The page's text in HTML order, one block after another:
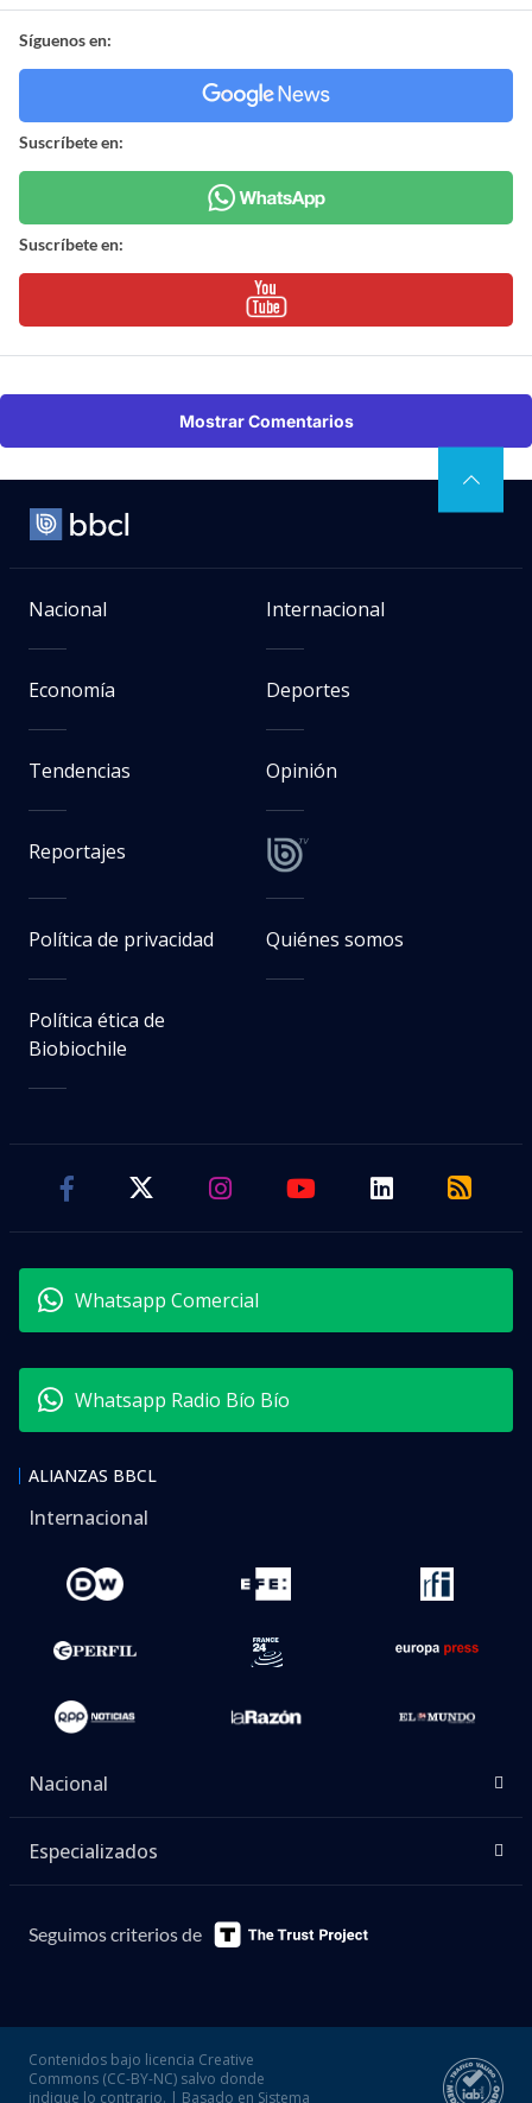
Síguenos en:
Suscríbete en:
Suscríbete en:
Mostrar Comentarios
Nacional Internacional
Economía Deportes
Tendencias Opinión
Reportajes
Política de privacidad Quiénes somos
Política ética de
Biobiochile
Whatsapp Comercial
Whatsapp Radio Bío Bío
ALIANZAS BBCL
Internacional
Nacional
Especializados
Seguimos criterios de
Contenidos bajo licencia Creative
Commons (CC-BY-NC) salvo donde
indique lo contrario. | Basado en Sistema